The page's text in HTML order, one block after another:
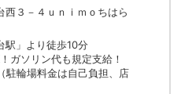
西３－４ｕｎｉｍｏちはら
駅」より徒歩10分
ガソリン代も規定支給！
輪場料金は自己負担、店